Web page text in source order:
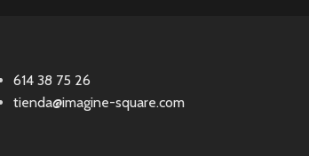
614 38 75 26
tienda@imagine-square.com